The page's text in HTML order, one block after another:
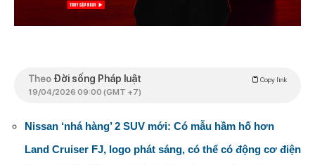
Theo Đời sống Pháp luật Copy link
19/04/2026 09:00 (GMT +7)
Nissan ‘nhá hàng’ 2 SUV mới: Có mẫu hầm hố hơn
Land Cruiser FJ, logo phát sáng, có thể có động cơ điện